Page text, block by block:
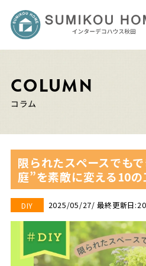
COLUMN
コラム
限られたスペースでも
庭”を素敵に変える10の
DIY 2025/05/27/ 最終更新日